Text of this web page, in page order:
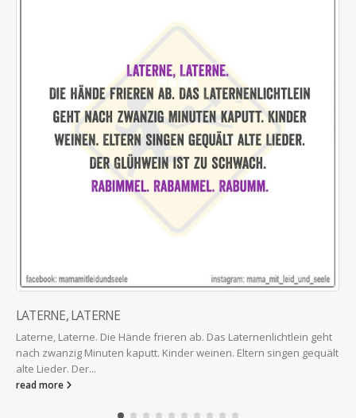
LATERNE, LATERNE
Laterne, Laterne. Die Hände frieren ab. Das Laternenlichtlein geht
nach zwanzig Minuten kaputt. Kinder weinen. Eltern singen gequält
alte Lieder. Der...
read more